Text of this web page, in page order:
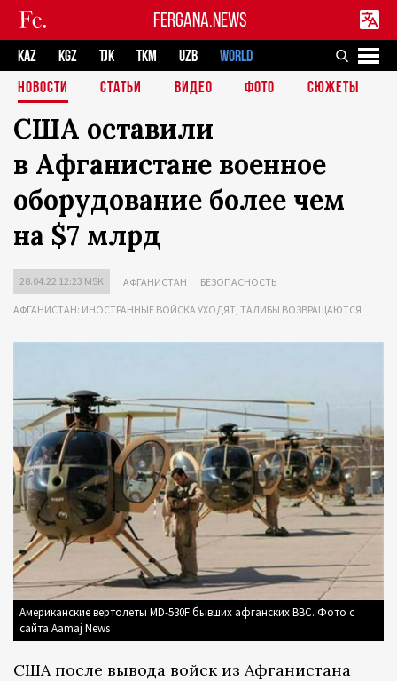
FERGANA.NEWS
KAZ KGZ TJK TKM UZB
WORLD
НОВОСТИ
СТАТЬИ ВИДЕО ФОТО СЮЖЕТЫ
США оставили
в Афганистане военное
оборудование более чем
на $7 млрд
28.04.22 12:23 MSK АФГАНИСТАН БЕЗОПАСНОСТЬ
АФГАНИСТАН: ИНОСТРАННЫЕ ВОЙСКА УХОДЯТ, ТАЛИБЫ ВОЗВРАЩАЮТСЯ
Американские вертолеты MD-530F бывших афганских ВВС. Фото с
сайта Aamaj News
США после вывода войск из Афганистана